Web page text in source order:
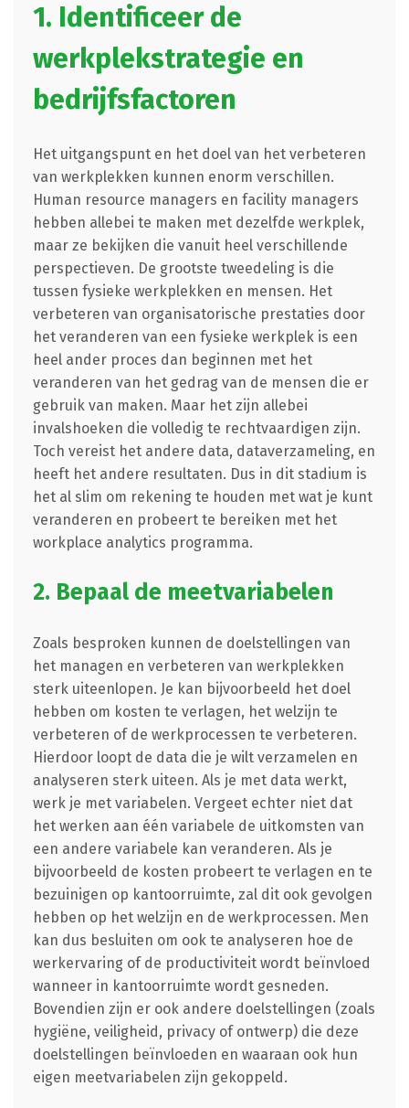
1. Identificeer de
werkplekstrategie en
bedrijfsfactoren
Het uitgangspunt en het doel van het verbeteren
van werkplekken kunnen enorm verschillen.
Human resource managers en facility managers
hebben allebei te maken met dezelfde werkplek,
maar ze bekijken die vanuit heel verschillende
perspectieven. De grootste tweedeling is die
tussen fysieke werkplekken en mensen. Het
verbeteren van organisatorische prestaties door
het veranderen van een fysieke werkplek is een
heel ander proces dan beginnen met het
veranderen van het gedrag van de mensen die er
gebruik van maken. Maar het zijn allebei
invalshoeken die volledig te rechtvaardigen zijn.
Toch vereist het andere data, dataverzameling, en
heeft het andere resultaten. Dus in dit stadium is
het al slim om rekening te houden met wat je kunt
veranderen en probeert te bereiken met het
workplace analytics programma.
2. Bepaal de meetvariabelen
Zoals besproken kunnen de doelstellingen van
het managen en verbeteren van werkplekken
sterk uiteenlopen. Je kan bijvoorbeeld het doel
hebben om kosten te verlagen, het welzijn te
verbeteren of de werkprocessen te verbeteren.
Hierdoor loopt de data die je wilt verzamelen en
analyseren sterk uiteen. Als je met data werkt,
werk je met variabelen. Vergeet echter niet dat
het werken aan één variabele de uitkomsten van
een andere variabele kan veranderen. Als je
bijvoorbeeld de kosten probeert te verlagen en te
bezuinigen op kantoorruimte, zal dit ook gevolgen
hebben op het welzijn en de werkprocessen. Men
kan dus besluiten om ook te analyseren hoe de
werkervaring of de productiviteit wordt beïnvloed
wanneer in kantoorruimte wordt gesneden.
Bovendien zijn er ook andere doelstellingen (zoals
hygiëne, veiligheid, privacy of ontwerp) die deze
doelstellingen beïnvloeden en waaraan ook hun
eigen meetvariabelen zijn gekoppeld.